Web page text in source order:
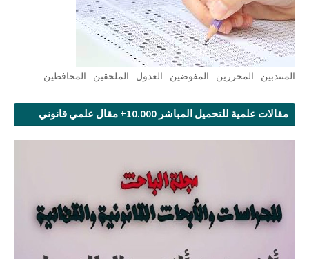
المنتدبين - المحررين - المفوضين - العدول - الملحقين - المحافظين
مقالات علمية للتحميل المباشر 10.000+ مقال علمي قانوني